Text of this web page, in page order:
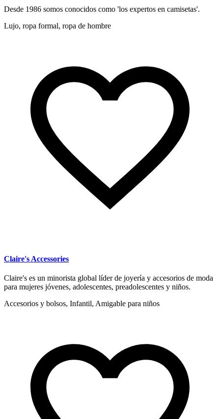
Desde 1986 somos conocidos como 'los expertos en camisetas'.
Lujo, ropa formal, ropa de hombre
Claire's Accessories
Claire's es un minorista global líder de joyería y accesorios de moda
para mujeres jóvenes, adolescentes, preadolescentes y niños.
Accesorios y bolsos, Infantil, Amigable para niños